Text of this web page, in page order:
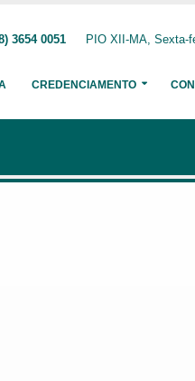
3654 0051 PIO XII-MA, Sexta-
CREDENCIAMENTO